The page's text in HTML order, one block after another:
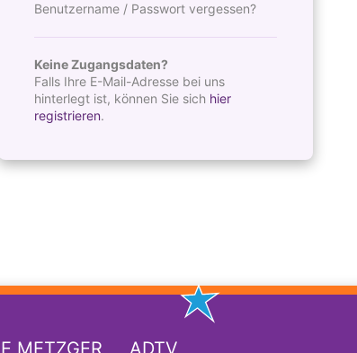
Benutzername / Passwort vergessen?
Keine Zugangsdaten?
Falls Ihre E-Mail-Adresse bei uns
hinterlegt ist, können Sie sich hier
registrieren.
METZGER ADTV